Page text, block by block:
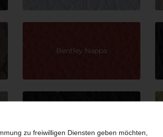
Bentley Nappa
zu freiwilligen Diensten geben möchten,